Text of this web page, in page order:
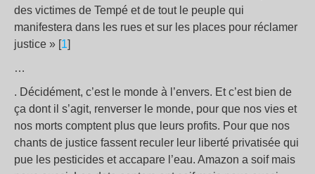
des victimes de Tempé et de tout le peuple qui
manifestera dans les rues et sur les places pour réclamer
justice » [1]
…
. Décidément, c’est le monde à l’envers. Et c’est bien de
ça dont il s’agit, renverser le monde, pour que nos vies et
nos morts comptent plus que leurs profits. Pour que nos
chants de justice fassent reculer leur liberté privatisée qui
pue les pesticides et accapare l’eau. Amazon a soif mais